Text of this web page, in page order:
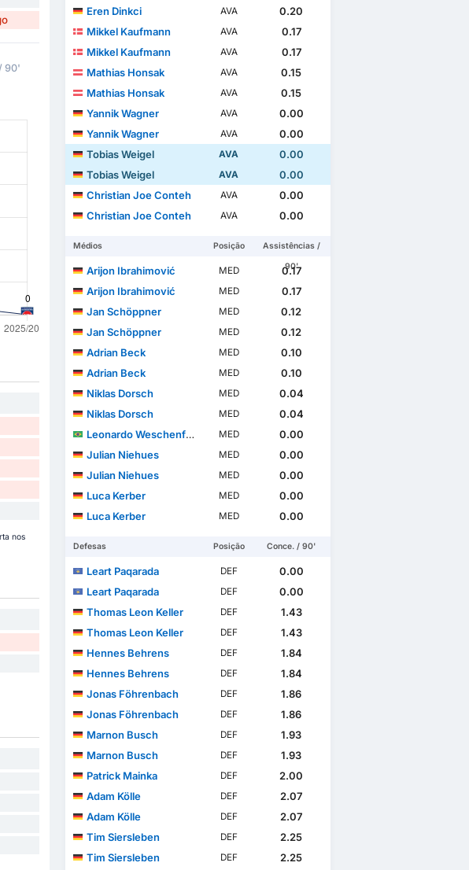
90'
nos
Eren Dinkci
AVA
0.20
Mikkel Kaufmann
AVA
0.17
Mikkel Kaufmann
AVA
0.17
Mathias Honsak
AVA
0.15
Mathias Honsak
AVA
0.15
Yannik Wagner
AVA
0.00
Yannik Wagner
AVA
0.00
Tobias Weigel
AVA
0.00
Tobias Weigel
AVA
0.00
Christian Joe Conteh
AVA
0.00
Christian Joe Conteh
AVA 0.00
Médios Posição
Assistências /
90'
Arijon Ibrahimović MED
0.17
Arijon Ibrahimović
MED
0.17
Jan Schöppner
MED
0.12
Jan Schöppner
MED
0.12
Adrian Beck
MED
0.10
Adrian Beck
MED
0.10
Niklas Dorsch
MED
0.04
Niklas Dorsch
MED
0.04
Leonardo Weschenfelder-Scienza
MED
0.00
Julian Niehues
MED
0.00
Julian Niehues
MED
0.00
Luca Kerber
MED
0.00
Luca Kerber
MED 0.00
Defesas Posição Conce. / 90'
Leart Paqarada DEF
0.00
Leart Paqarada
DEF
0.00
Thomas Leon Keller
DEF
1.43
Thomas Leon Keller
DEF
1.43
Hennes Behrens
DEF
1.84
Hennes Behrens
DEF
1.84
Jonas Föhrenbach
DEF
1.86
Jonas Föhrenbach
DEF
1.86
Marnon Busch
DEF
1.93
Marnon Busch
DEF
1.93
Patrick Mainka
DEF
2.00
Adam Kölle
DEF
2.07
Adam Kölle
DEF
2.07
Tim Siersleben
DEF
2.25
Tim Siersleben
DEF
2.25